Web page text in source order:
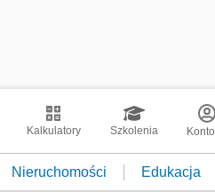
Kalkulatory Szkolenia Konto
Nieruchomości Edukacja